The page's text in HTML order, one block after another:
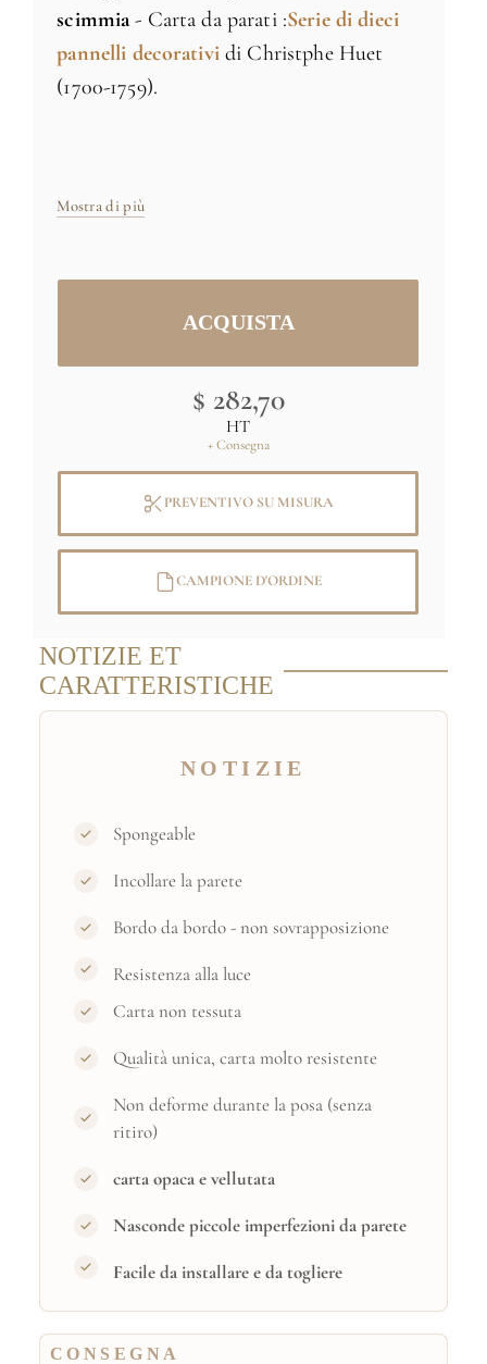
scimmia- Carta da parati :Serie di dieci
pannelli decorativi di Christphe Huet
(1700-1759).
Dimensioni: H 170m x L91,4cm
Immagine originale: (C) RMN-Grand
Palais (domaine de Chantilly) / René-
Mostra di più
$ 282,70
HT
+ Consegna
PREVENTIVO SU MISURA
CAMPIONE D'ORDINE
NOTIZIE ET
CARATTERISTICHE
NOTIZIE
Spongeable
Incollare la parete
Bordo da bordo - non sovrapposizione
Resistenza alla luce
Carta non tessuta
Qualità unica, carta molto resistente
Non deforme durante la posa (senza
ritiro)
carta opaca e vellutata
Nasconde piccole imperfezioni da parete
Facile da installare e da togliere
CONSEGNA